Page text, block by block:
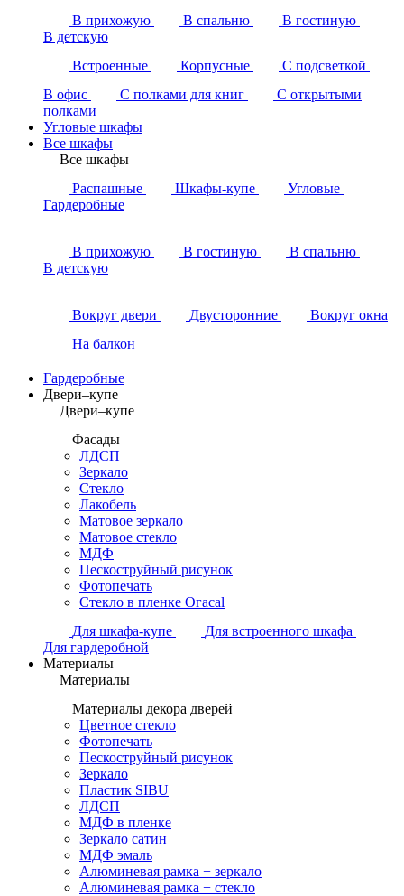
В прихожую
В спальню
В гостиную
В детскую
Встроенные
Корпусные
С подсветкой
В офис
С полками для книг
С открытыми
полками
Угловые шкафы
Все шкафы
Все шкафы
Распашные
Шкафы-купе
Угловые
Гардеробные
В прихожую В гостиную
В спальню
В детскую
Вокруг двери Двусторонние
Вокруг окна
На балкон
Гардеробные
Двери–купе
Двери–купе
Фасады
ЛДСП
Зеркало
Стекло
Лакобель
Матовое зеркало
Матовое стекло
МДФ
Пескоструйный рисунок
Фотопечать
Стекло в пленке Огасаl
Для шкафа-купе
Для встроенного шкафа
Для гардеробной
Материалы
Материалы
Материалы декора дверей
Цветное стекло
Фотопечать
Пескоструйный рисунок
Зеркало
Пластик SIBU
ЛДСП
МДФ в пленке
Зеркало сатин
МДФ эмаль
Алюминевая рамка + зеркало
Алюминевая рамка + стекло